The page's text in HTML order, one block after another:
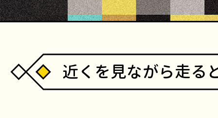
近くを見ながら走る